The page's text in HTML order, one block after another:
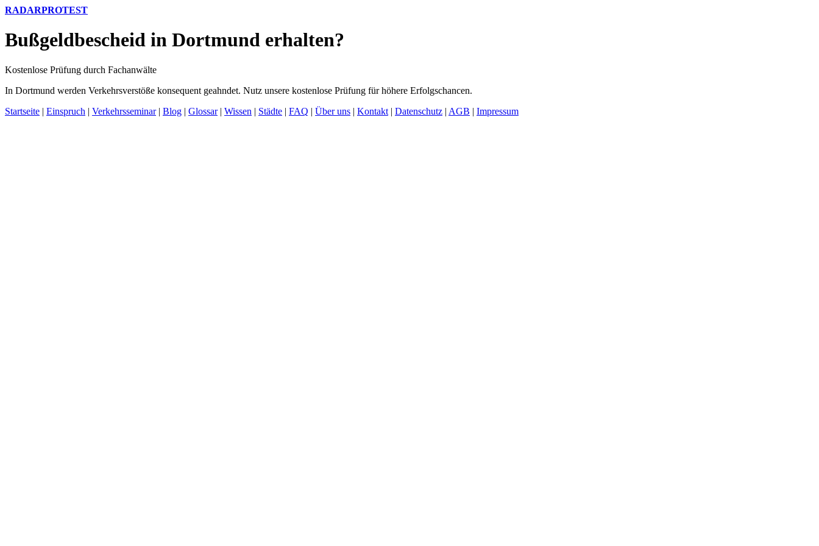
RADARPROTEST
Bußgeldbescheid in Dortmund erhalten?
Kostenlose Prüfung durch Fachanwälte
In Dortmund werden Verkehrsverstöße konsequent geahndet. Nutz unsere kostenlose Prüfung für höhere Erfolgschancen.
Startseite | Einspruch | Verkehrsseminar| Blog | Glossar| Wissen | Städte | FAQ | Über uns | Kontakt | Datenschutz | AGB | Impressum